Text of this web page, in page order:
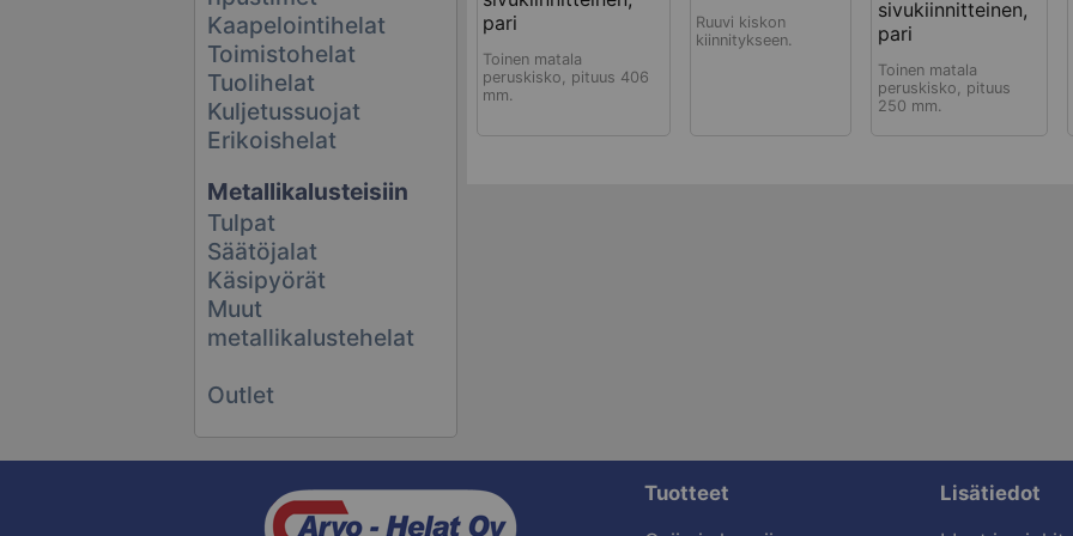
Kaapelointihelat
Toimistohelat
Tuolihelat
Kuljetussuojat
Erikoishelat
Metallikalusteisiin
Tulpat
Säätöjalat
Käsipyörät
Muut
metallikalustehelat
Outlet
pari
Toinen matala
peruskisko, pituus 406
mm.
Ruuvi kiskon
kiinnitykseen.
sivukiinnitteinen,
pari
Toinen matala
peruskisko, pituus
250 mm.
Tuotteet
Lisätiedot